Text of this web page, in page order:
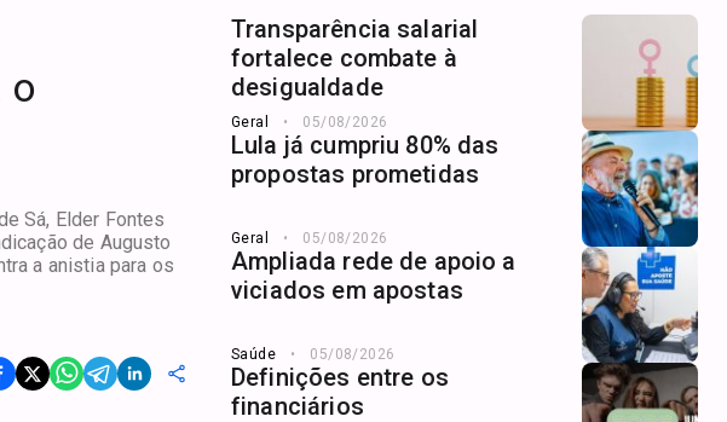
o
Sá, Elder Fontes
de Augusto
a anistia para os
Transparência salarial
fortalece combate à
desigualdade
Geral 05/08/2026
Lula já cumpriu 80% das
propostas prometidas
Geral 05/08/2026
Ampliada rede de apoio a
viciados em apostas
Saúde 05/08/2026
Definições entre os
financiários